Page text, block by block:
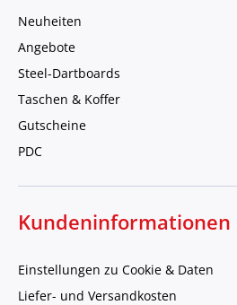
Neuheiten
Angebote
Steel-Dartboards
Taschen & Koffer
Gutscheine
PDC
Kundeninformationen
Einstellungen zu Cookie & Daten
Liefer- und Versandkosten